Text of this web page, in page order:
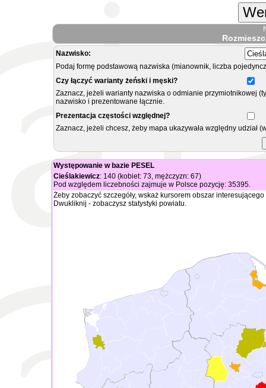
Nazwisko:
Podaj formę podstawową nazwiska (mianownik, liczba
Czy łączyć warianty żeński i męski?
Zaznacz, jeżeli warianty nazwiska o odmianie przymiotnikowej
nazwisko i prezentowane łącznie.
Prezentacja częstości względnej?
Zaznacz, jeżeli chcesz, żeby mapa ukazywała względny
Występowanie w bazie PESEL
Cieślakiewicz: 140 (kobiet: 73, mężczyzn: 67)
Pod względem liczebności zajmuje w Polsce pozycję: 35395.
Żeby zobaczyć szczegóły, wskaż kursorem obszar
Dwukliknij - zobaczysz statystyki powiatu.